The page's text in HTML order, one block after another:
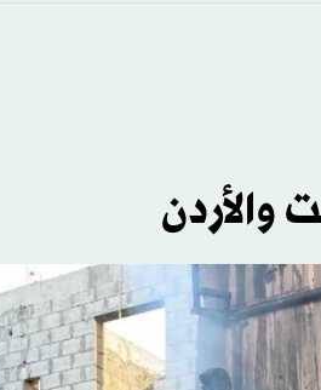
«فيفا»